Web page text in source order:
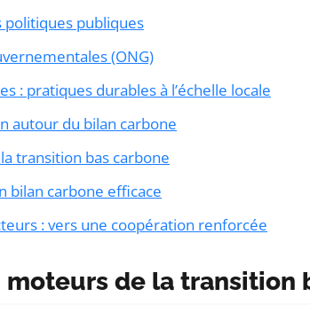
politiques publiques
(ONG)
: pratiques durables à l’échelle locale
autour du bilan carbone
transition bas carbone
bilan carbone efficace
: vers une coopération renforcée
moteurs de la transition